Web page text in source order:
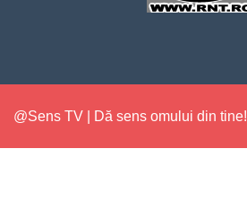
@Sens TV | Dă sens omului din tine!